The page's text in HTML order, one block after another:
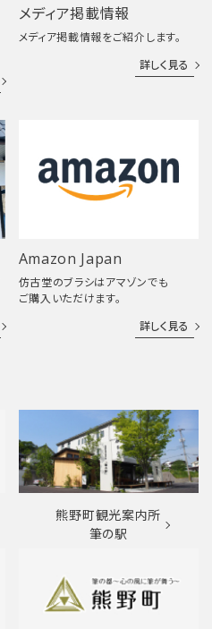
メディア掲載情報
メディア掲載情報をご紹介します。
詳しく見る
Amazon Japan
仿古堂のブラシはアマゾンでも
ご購入いただけます。
詳しく見る
熊野町観光案内所
筆の駅